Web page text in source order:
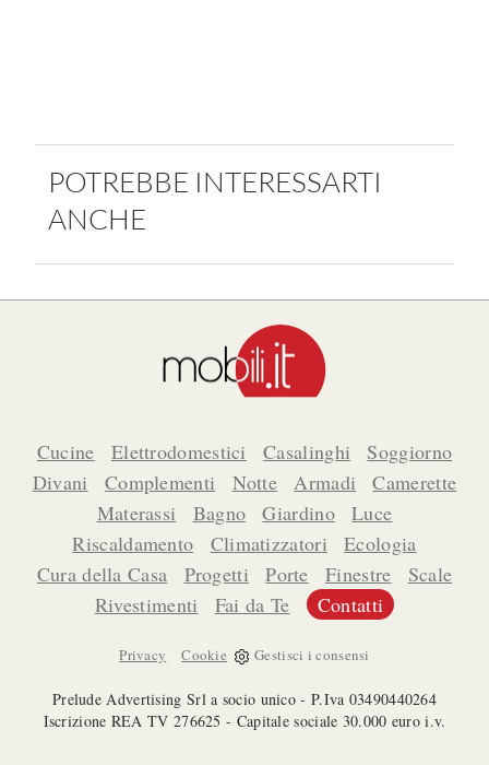
POTREBBE INTERESSARTI
ANCHE
Cucine Elettrodomestici Casalinghi
Soggiorno
Divani
Complementi Notte Armadi
Camerette
Materassi
Bagno Giardino
Luce
Riscaldamento
Climatizzatori
Ecologia
Cura della Casa
Progetti Porte Finestre
Scale
Rivestimenti
Fai da Te Contatti
Privacy -Cookie Gestisci i consensi
Prelude Advertising Srl a socio unico - P.Iva 03490440264
Iscrizione REA TV 276625 - Capitale sociale 30.000 euro i.v.